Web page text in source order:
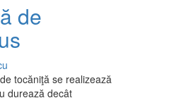
de
tocăniţă se realizează
durează decât